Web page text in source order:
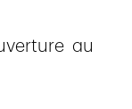
au